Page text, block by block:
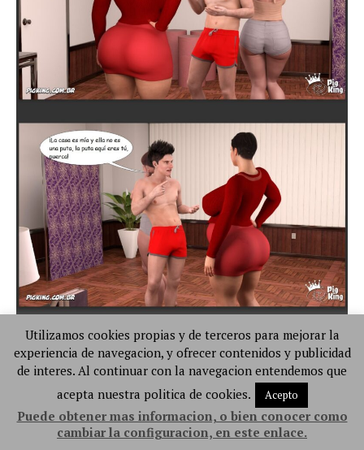
Utilizamos cookies propias y de terceros para mejorar la
experiencia de navegacion, y ofrecer contenidos y publicidad
de interes. Al continuar con la navegacion entendemos que
acepta nuestra politica de cookies.
Acepto
Puede obtener mas informacion, o bien conocer como
cambiar la configuracion, en este enlace.